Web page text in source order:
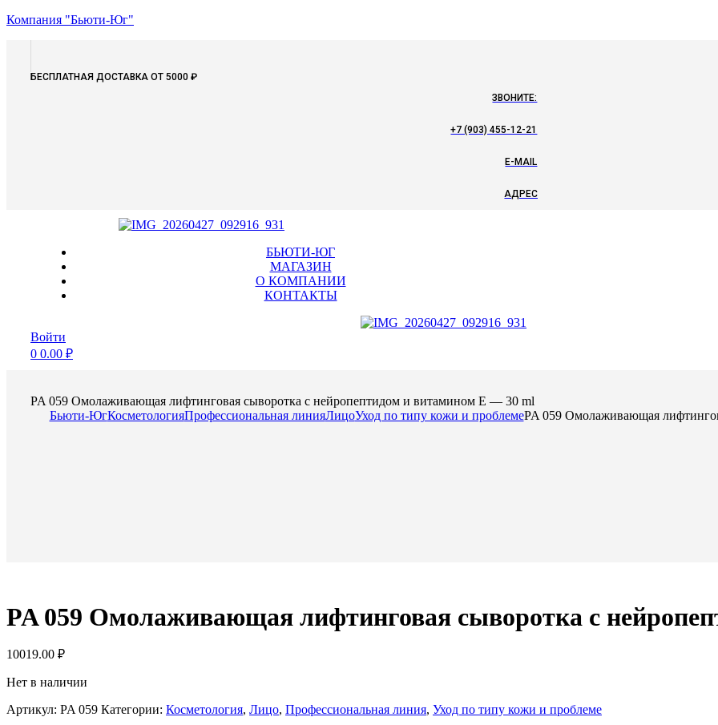
Компания "Бьюти-Юг"
БЕСПЛАТНАЯ ДОСТАВКА ОТ 5000 ₽
ЗВОНИТЕ:
+7 (903) 455-12-21
E-MAIL
АДРЕС
БЬЮТИ-ЮГ
МАГАЗИН
О КОМПАНИИ
КОНТАКТЫ
Войти
0 0.00 ₽
PA 059 Омолаживающая лифтинговая сыворотка с нейропептидом и витамином Е — 30 ml
Бьюти-ЮгКосметологияПрофессиональная линияЛицоУход по типу кожи и проблемеPA 059 Омолаживающая
PA 059 Омолаживающая лифтинговая сыворотка с
10019.00 ₽
Нет в наличии
Артикул: PA 059 Категории: Косметология, Лицо, Профессиональная линия, Уход по типу кожи и проблеме